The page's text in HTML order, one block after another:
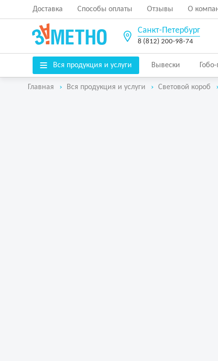
Доставка Способы оплаты Отзывы О
Санкт-Петербург
8 (812) 200-98-74
Вся продукция и услуги Вывески
Главная Вся продукция и услуги Световой короб